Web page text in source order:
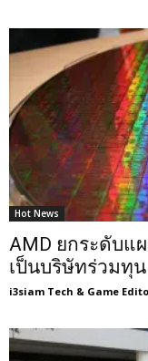
Hot News
AMD ยกระดับ
เป็นบริษัทร่วมทุน
i3siam Tech & Game